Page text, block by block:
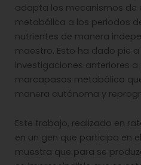
adapta los mecanismos de
metabólica a los periodos
nutrientes de manera
maestro. Esto ha dado pie
investigaciones anteriores a
marcapasos metabólico
manera autónoma y
Este trabajo, realizado en
en un gen que participa en
muestra que para se